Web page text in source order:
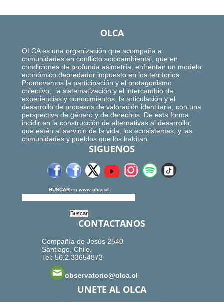
OLCA
OLCA es una organización que acompaña a
comunidades en conflicto socioambiental, que en
condiciones de profunda asimetría, enfrentan un modelo
económico depredador impuesto en los territorios.
Promovemos la participación y el protagonismo
colectivo, la sistematización y el intercambio de
experiencias y conocimientos, la articulación y el
desarrollo de procesos de valoración identitaria, con una
perspectiva de género y de derechos. De esta forma
incidir en la construcción de alternativas al desarrollo,
que estén al servicio de la vida, los ecosistemas, y las
comunidades y pueblos que los habitan.
SIGUENOS
BUSCAR en www.olca.cl
CONTACTANOS
Compañía de Jesús 2540
Santiago, Chile.
Tel: 56.2.33654873
observatorio@olca.cl
UNETE AL OLCA